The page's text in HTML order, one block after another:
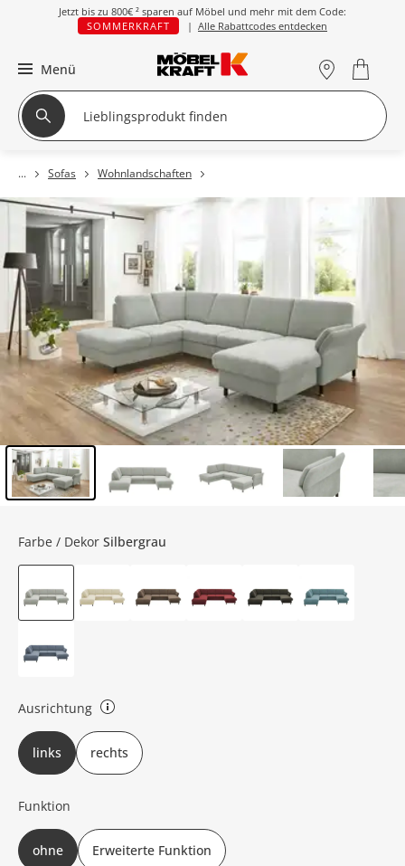
Jetzt bis zu 800€ ² sparen auf Möbel und mehr mit dem Code:
SOMMERKRAFT
| Alle Rabattcodes entdecken
Menü
Sofas Wohnlandschaften
Farbe / Dekor Silbergrau
Ausrichtung
Rechts oder Links bezieht sich auf Draufsicht
links rechts
Funktion
ohne Erweiterte Funktion